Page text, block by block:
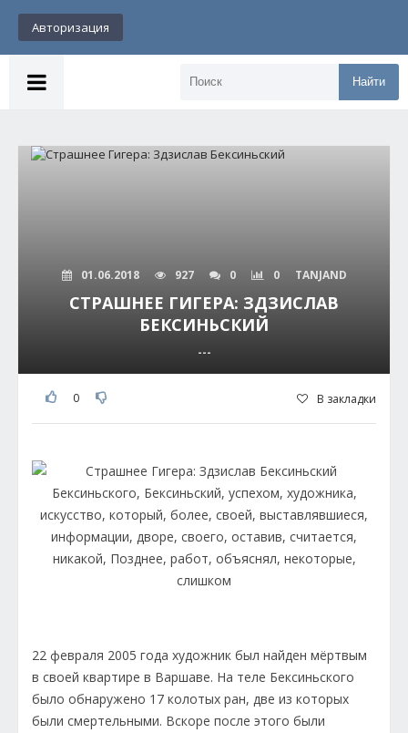
Авторизация
Найти
01.06.2018 927 0 0 TANJAND
СТРАШНЕЕ ГИГЕРА: ЗДЗИСЛАВ
БЕКСИНЬСКИЙ
---
0 В закладки
22 февраля 2005 года художник был найден мёртвым
в своей квартире в Варшаве. На теле Бексиньского
было обнаружено 17 колотых ран, две из которых
были смертельными. Вскоре после этого были